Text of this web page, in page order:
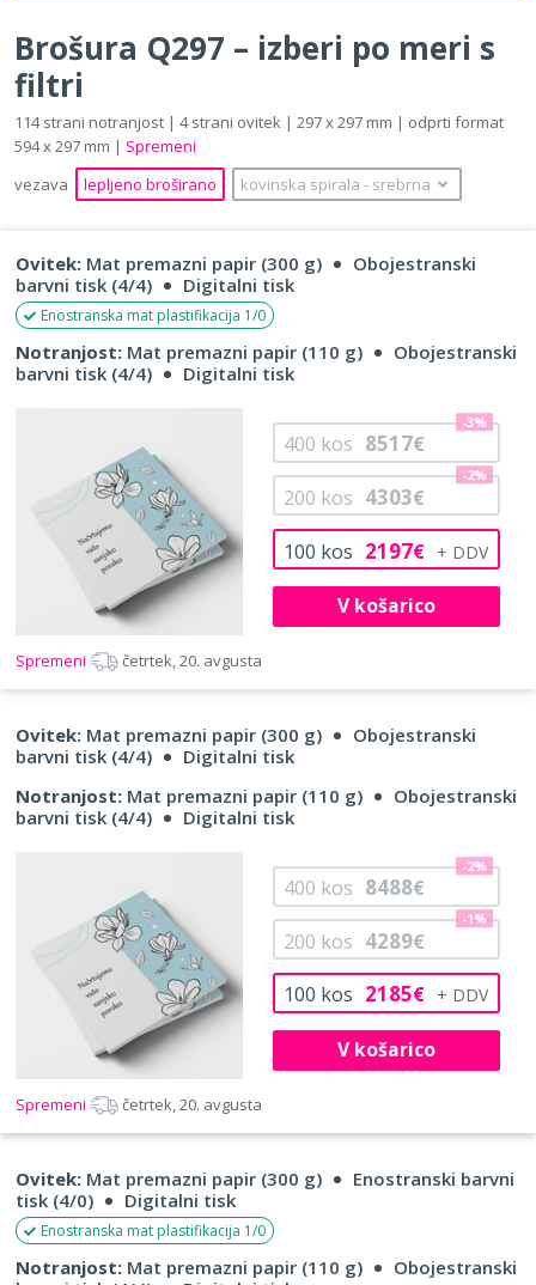
Brošura Q297 – izberi po meri s
filtri
114 strani notranjost | 4 strani ovitek | 297 x 297 mm | odprti format
594 x 297 mm | Spremeni
vezava
lepljeno broširano kovinska spirala ‐ srebrna
Ovitek: Mat premazni papir (300 g)
Obojestranski
barvni tisk (4/4)
Digitalni tisk
Enostranska mat plastifikacija 1/0
Notranjost: Mat premazni papir (110 g)
Obojestranski
barvni tisk (4/4)
Digitalni tisk
100 kos 2197€
200 kos 4303€
-2%
400 kos 8517€
-3%
V košarico
Spremeni četrtek, 20. avgusta
Ovitek: Mat premazni papir (300 g)
Obojestranski
barvni tisk (4/4)
Digitalni tisk
Notranjost: Mat premazni papir (110 g)
Obojestranski
barvni tisk (4/4)
Digitalni tisk
100 kos 2185€
200 kos 4289€
-1%
400 kos 8488€
-2%
V košarico
Spremeni četrtek, 20. avgusta
Ovitek: Mat premazni papir (300 g)
Enostranski barvni
tisk (4/0)
Digitalni tisk
Enostranska mat plastifikacija 1/0
Notranjost: Mat premazni papir (110 g)
Obojestranski